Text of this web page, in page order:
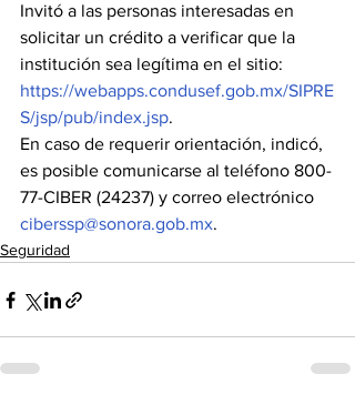
Invitó a las personas interesadas en
solicitar un crédito a verificar que la
institución sea legítima en el sitio:
https://webapps.condusef.gob.mx/SIPRE
S/jsp/pub/index.jsp.
En caso de requerir orientación, indicó,
es posible comunicarse al teléfono 800-
77-CIBER (24237) y correo electrónico
ciberssp@sonora.gob.mx.
Seguridad